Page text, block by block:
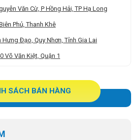
Văn Cừ, P Hồng Hải, TP Hạ Long
Phủ, Thanh Khê
Hưng Đạo, Quy Nhơn, Tỉnh Gia Lai
Võ Văn Kiệt, Quận 1
SÁCH BÁN HÀNG